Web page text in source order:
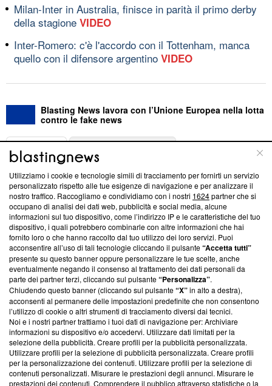
Milan-Inter in Australia, finisce in parità il primo derby
della stagione VIDEO
Inter-Romero: c'è l'accordo con il Tottenham, manca
quello con il difensore argentino VIDEO
Blasting News lavora con l’Unione Europea nella lotta
contro le fake news
ABOUT
Questa sezione offre informazioni trasparenti su Blasting
News, sui nostri processi editoriali e su come ci impegniamo a
creare news di qualità. Inoltre, afferma la nostra aderenza a
‘Trust Project - News with Integrity’Blasting News non è
ancora membro del programma, ma ha richiesto di farne
parte; Trust Project non ha ancora effettuato una verifica di
conformità agli standard.
Su di noi
Team editoriale
Corporate
Redazione
Informativa Privacy
Utilizziamo i cookie e tecnologie simili di tracciamento per fornirti un servizio
personalizzato rispetto alle tue esigenze di navigazione e per analizzare il
nostro traffico. Raccogliamo e condividiamo con i nostri 1624partner che si
occupano di analisi dei dati web, pubblicità e social media, alcune
informazioni sul tuo dispositivo, come l’indirizzo IP e le caratteristiche del tuo
dispositivo, i quali potrebbero combinarle con altre informazioni che hai
fornito loro o che hanno raccolto dal tuo utilizzo dei loro servizi. Puoi
acconsentire all’uso di tali tecnologie cliccando il pulsante“Accetta tutti”
presente su questo banner oppure personalizzare le tue scelte, anche
eventualmente negando il consenso al trattamento dei dati personali da
parte dei partner terzi, cliccando sul pulsante“Personalizza”.
Chiudendo questo banner (cliccando sul pulsante“X”in alto a destra),
acconsenti al permanere delle impostazioni predefinite che non consentono
l’utilizzo di cookie o altri strumenti di tracciamento diversi dai tecnici.
Noi e i nostri partner trattiamo i tuoi dati di navigazione per: Archiviare
informazioni su dispositivo e/o accedervi. Utilizzare dati limitati per la
selezione della pubblicità. Creare profili per la pubblicità personalizzata.
Utilizzare profili per la selezione di pubblicità personalizzata. Creare profili
per la personalizzazione dei contenuti. Utilizzare profili per la selezione di
contenuti personalizzati. Misurare le prestazioni degli annunci. Misurare le
prestazioni dei contenuti. Comprendere il pubblico attraverso statistiche o la